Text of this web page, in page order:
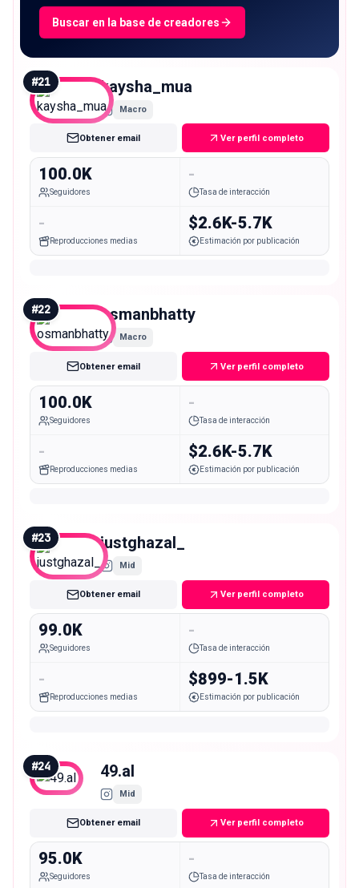
Buscar en la base de creadores
#21 kaysha_mua
Macro
Obtener email Ver perfil completo
100.0K
Seguidores
-
Tasa de interacción
-
Reproducciones medias
$2.6K-5.7K
Estimación por publicación
#22 osmanbhatty
Macro
Obtener email Ver perfil completo
100.0K
Seguidores
-
Tasa de interacción
-
Reproducciones medias
$2.6K-5.7K
Estimación por publicación
#23 justghazal_
Mid
Obtener email Ver perfil completo
99.0K
Seguidores
-
Tasa de interacción
-
Reproducciones medias
$899-1.5K
Estimación por publicación
#24 49.al
Mid
Obtener email Ver perfil completo
95.0K
Seguidores
-
Tasa de interacción